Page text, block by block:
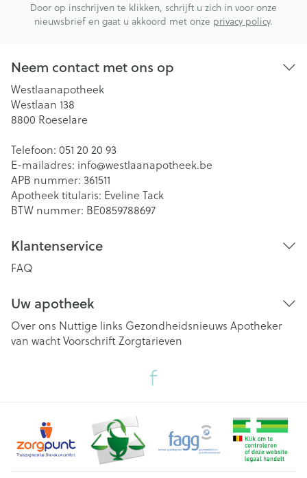
Door op inschrijven te klikken, schrijft u zich in voor onze
nieuwsbrief en gaat u akkoord met onze privacy policy.
Neem contact met ons op
Westlaanapotheek
Westlaan 138
8800 Roeselare
Telefoon: 051 20 20 93
E-mailadres: info@westlaanapotheek.be
APB nummer: 361511
Apotheek titularis: Eveline Tack
BTW nummer: BE0859788697
Klantenservice
FAQ
Uw apotheek
Over ons Nuttige links Gezondheidsnieuws Apotheker
van wachtVoorschriftZorgtarieven